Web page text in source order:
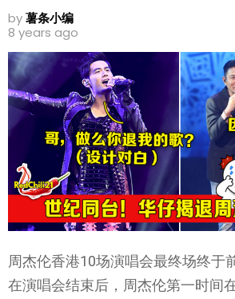
by薯条小编
8 years ago
周杰伦香港10场演唱会最终场终于
在演唱会结束后，周杰伦第一时间